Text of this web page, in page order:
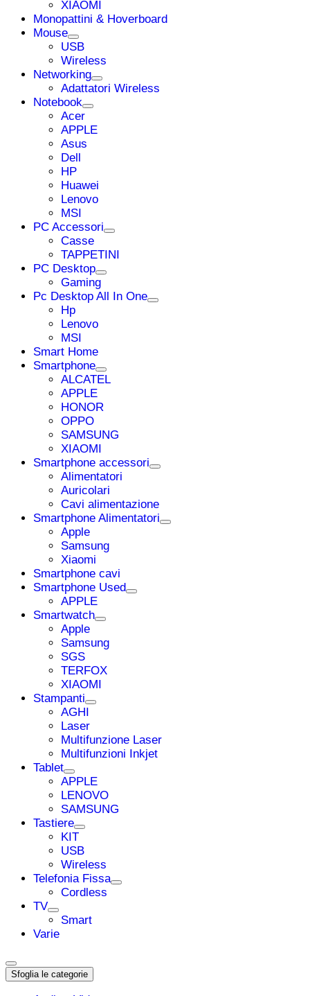
XIAOMI
Monopattini & Hoverboard
Mouse
USB
Wireless
Networking
Adattatori Wireless
Notebook
Acer
APPLE
Asus
Dell
HP
Huawei
Lenovo
MSI
PC Accessori
Casse
TAPPETINI
PC Desktop
Gaming
Pc Desktop All In One
Hp
Lenovo
MSI
Smart Home
Smartphone
ALCATEL
APPLE
HONOR
OPPO
SAMSUNG
XIAOMI
Smartphone accessori
Alimentatori
Auricolari
Cavi alimentazione
Smartphone Alimentatori
Apple
Samsung
Xiaomi
Smartphone cavi
Smartphone Used
APPLE
Smartwatch
Apple
Samsung
SGS
TERFOX
XIAOMI
Stampanti
AGHI
Laser
Multifunzione Laser
Multifunzioni Inkjet
Tablet
APPLE
LENOVO
SAMSUNG
Tastiere
KIT
USB
Wireless
Telefonia Fissa
Cordless
TV
Smart
Varie
Sfoglia le categorie